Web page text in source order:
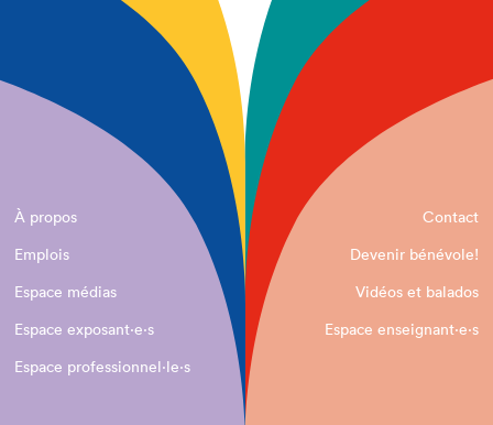
À propos
Contact
Emplois
Devenir bénévole!
Espace médias
Vidéos et balados
Espace exposant·e⋅s
Espace enseignant·e⋅s
Espace professionnel·le⋅s